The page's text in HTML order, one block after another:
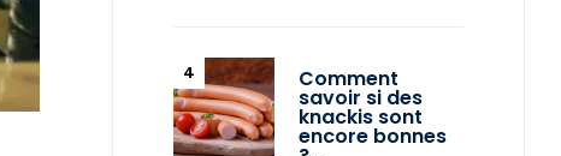
Comment
savoir si des
knackis sont
encore bonnes